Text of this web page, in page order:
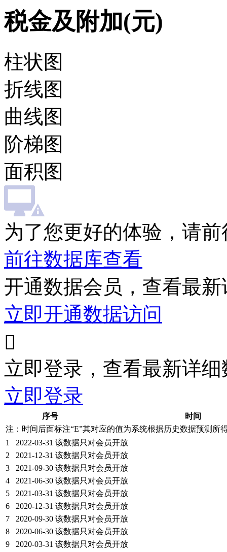
税金及附加(元)
柱状图
折线图
曲线图
阶梯图
面积图
为了您更好的体验，请
前往数据库查看
开通数据会员，查看最
立即开通数据访问

立即登录，查看最新详细
立即登录
序号
时间
注：时间后面标注“E”其对应的值为系统根据历史数据预测所
1
2022-03-31 该数据只对会员开放
2
2021-12-31 该数据只对会员开放
3
2021-09-30 该数据只对会员开放
4
2021-06-30 该数据只对会员开放
5
2021-03-31 该数据只对会员开放
6
2020-12-31 该数据只对会员开放
7
2020-09-30 该数据只对会员开放
8
2020-06-30 该数据只对会员开放
9
2020-03-31 该数据只对会员开放